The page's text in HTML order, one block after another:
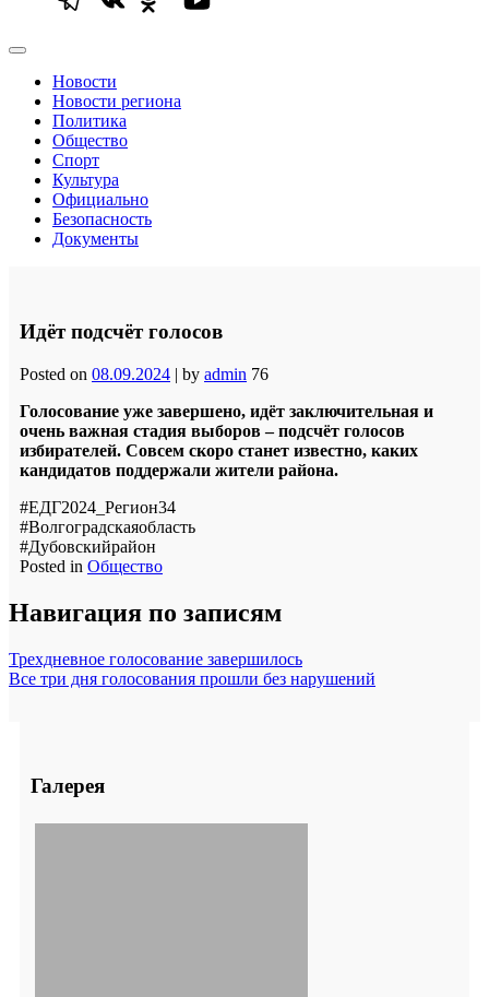
Новости
Новости региона
Политика
Общество
Спорт
Культура
Официально
Безопасность
Документы
Идёт подсчёт голосов
Posted on 08.09.2024 | by admin 76
Голосование уже завершено, идёт заключительная и
очень важная стадия выборов – подсчёт голосов
избирателей. Совсем скоро станет известно, каких
кандидатов поддержали жители района.
#ЕДГ2024_Регион34
#Волгоградскаяобласть
#Дубовскийрайон
Posted in Общество
Навигация по записям
Трехдневное голосование завершилось
Все три дня голосования прошли без нарушений
Галерея